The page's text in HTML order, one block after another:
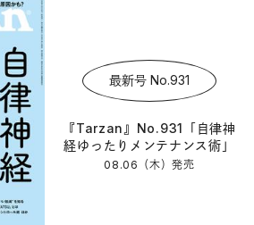
最新号 No.931
『Tarzan』No.931「自律神
経ゆったりメンテナンス術」
08.06（木）発売